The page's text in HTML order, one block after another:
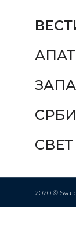
СВЕТ
2020 © Sva